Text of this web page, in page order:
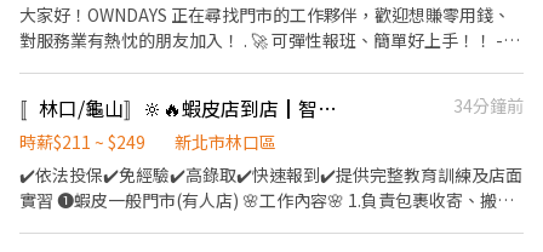
大家好！OWNDAYS 正在尋找門市的工作夥伴，歡迎想賺零用錢、
對服務業有熱忱的朋友加入！ . 🚀 可彈性報班、簡單好上手！！ ---
與獎金 時薪： $250 / 時 ✨國定假日當天雙倍：$500 / 時 -----------
---------------------------------------------------------------------
----------------------------------------------------- 📅 檔期資訊 工
作日期：8/9、8/15、8/16、8/23、8/29、8/30(長期) 上班時間：
14:00~21:00 休息時間： 當日若排班超過 4 小時，中間會有1小時休
〚林口/龜山〛🔆🔥蝦皮店到店┃智取店門市🥈免經驗🫧火速報到💓
34分鐘前
時薪$211 ~ $249
新北市林口區
✔️依法投保✔️免經驗✔️高錄取✔️快速報到✔️提供完整教育訓練及店面
實習 ❶蝦皮一般門市(有人店) 🌸工作內容🌸 1.負責包裹收寄、搬